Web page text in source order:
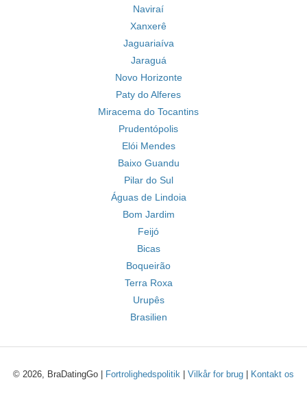
Naviraí
Xanxerê
Jaguariaíva
Jaraguá
Novo Horizonte
Paty do Alferes
Miracema do Tocantins
Prudentópolis
Elói Mendes
Baixo Guandu
Pilar do Sul
Águas de Lindoia
Bom Jardim
Feijó
Bicas
Boqueirão
Terra Roxa
Urupês
Brasilien
© 2026, BraDatingGo | Fortrolighedspolitik Vilkår for brug Kontakt os